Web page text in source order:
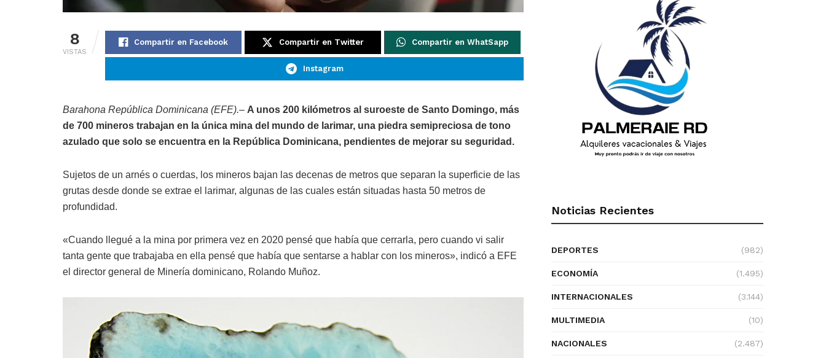
8
VISTAS
Compartir en Facebook Compartir en Twitter Compartir en WhatSapp
Instagram
Barahona República Dominicana (EFE).– A unos 200 kilómetros al suroeste de Santo Domingo, más
de 700 mineros trabajan en la única mina del mundo de larimar, una piedra semipreciosa de tono
azulado que solo se encuentra en la República Dominicana, pendientes de mejorar su seguridad.
Sujetos de un arnés o cuerdas, los mineros bajan las decenas de metros que separan la superficie de las
grutas desde donde se extrae el larimar, algunas de las cuales están situadas hasta 50 metros de
profundidad.
«Cuando llegué a la mina por primera vez en 2020 pensé que había que cerrarla, pero cuando vi salir
tanta gente que trabajaba en ella pensé que había que sentarse a hablar con los mineros», indicó a EFE
el director general de Minería dominicano, Rolando Muñoz.
Noticias Recientes
DEPORTES (982)
ECONOMÍA (1.495)
INTERNACIONALES (3.144)
MULTIMEDIA (10)
NACIONALES (2.487)